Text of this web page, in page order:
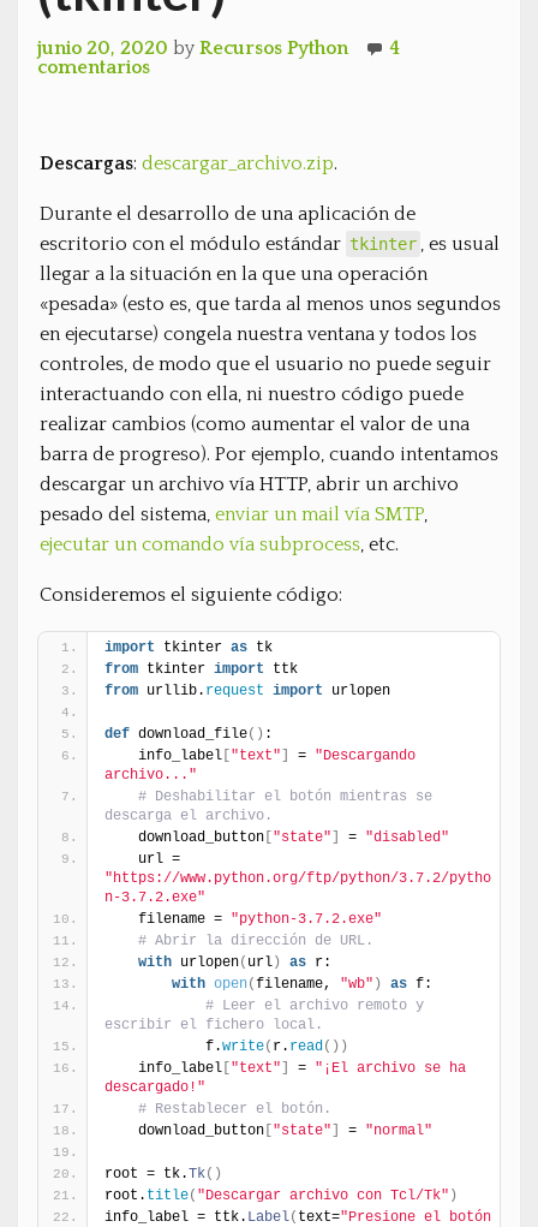
junio 20, 2020 by Recursos Python
4
comentarios
Descargas: descargar_archivo.zip.
Durante el desarrollo de una aplicación de
escritorio con el módulo estándar tkinter , es usual
llegar a la situación en la que una operación
«pesada» (esto es, que tarda al menos unos segundos
en ejecutarse) congela nuestra ventana y todos los
controles, de modo que el usuario no puede seguir
interactuando con ella, ni nuestro código puede
realizar cambios (como aumentar el valor de una
barra de progreso). Por ejemplo, cuando intentamos
descargar un archivo vía HTTP, abrir un archivo
pesado del sistema, enviar un mail vía SMTP,
ejecutar un comando vía subprocess, etc.
Consideremos el siguiente código:
import tkinter as tk
from tkinter import ttk
from urllib. request import urlopen
def download_file( ) :
    info_label
"text" = "Descargando
archivo..."
# Deshabilitar el botón mientras se
descarga el archivo.
    download_button
"state" = "disabled"
"https://www.python.org/ftp/python/3.7.2/pytho
n-3.7.2.exe"
    filename =
"python-3.7.2.exe"
# Abrir la dirección de URL.
with urlopen( url ) as r:
with open(filename, "wb" ) as f:
# Leer el archivo remoto y
escribir el fichero local.
            f.
write( r. read( ) )
    info_label
"text" = "¡El archivo se ha
descargado!"
# Restablecer el botón.
    download_button
"state" = "normal"
root = tk.Tk( )
root. title( "Descargar archivo con Tcl/Tk" )
info_label = ttk. Label( text="Presione el botón